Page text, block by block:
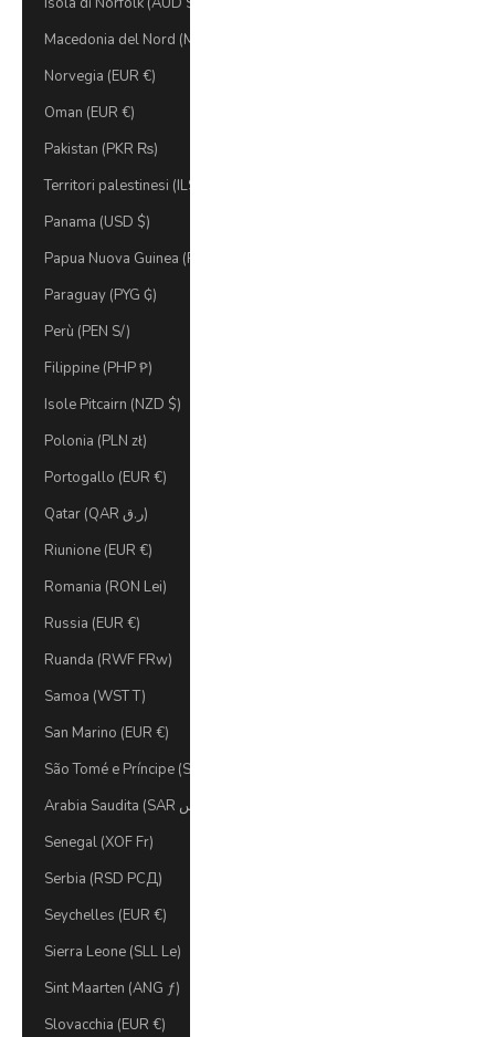
Macedonia del Nord (MKD ден)
Norvegia (EUR €)
Oman (EUR €)
Pakistan (PKR ₨)
Territori palestinesi (ILS ₪)
Panama (USD $)
Papua Nuova Guinea (PGK K)
Paraguay (PYG ₲)
Perù (PEN S/)
Filippine (PHP ₱)
Isole Pitcairn (NZD $)
Polonia (PLN zł)
Portogallo (EUR €)
Qatar (QAR ر.ق)
Riunione (EUR €)
Romania (RON Lei)
Russia (EUR €)
Ruanda (RWF FRw)
Samoa (WST T)
San Marino (EUR €)
São Tomé e Príncipe (STD Db)
Senegal (XOF Fr)
Serbia (RSD РСД)
Seychelles (EUR €)
Sierra Leone (SLL Le)
Sint Maarten (ANG ƒ)
Slovacchia (EUR €)